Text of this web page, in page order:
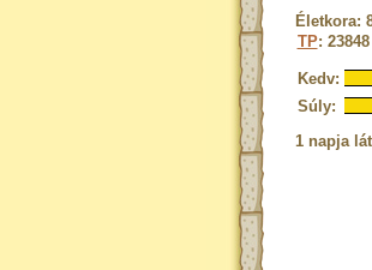
Életkora:
TP:
Kedv:
Súly:
1 napja